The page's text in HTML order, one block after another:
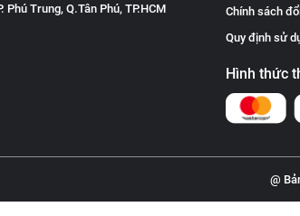
Phú Trung, Q.Tân Phú, TP.HCM
Chính sách
Quy định sử
Hình thức
@